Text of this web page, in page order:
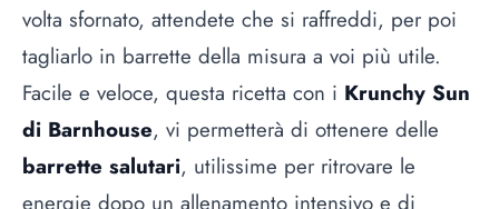
volta sfornato, attendete che si raffreddi, per poi
tagliarlo in barrette della misura a voi più utile.
Facile e veloce, questa ricetta con i Krunchy Sun
di Barnhouse, vi permetterà di ottenere delle
barrette salutari, utilissime per ritrovare le